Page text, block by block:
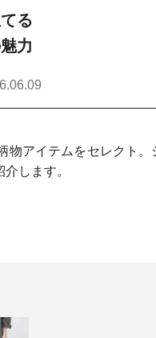
る
力
アイテムをセレクト。
します。